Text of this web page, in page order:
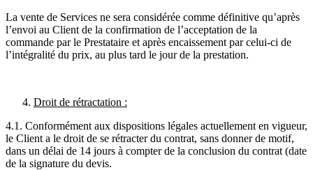
La vente de Services ne sera considérée comme définitive qu’après
l’envoi au Client de la confirmation de l’acceptation de la
commande par le Prestataire et après encaissement par celui-ci de
l’intégralité du prix, au plus tard le jour de la prestation.
Droit de rétractation :
4.1. Conformément aux dispositions légales actuellement en vigueur,
le Client a le droit de se rétracter du contrat, sans donner de motif,
dans un délai de 14 jours à compter de la conclusion du contrat (date
de la signature du devis.